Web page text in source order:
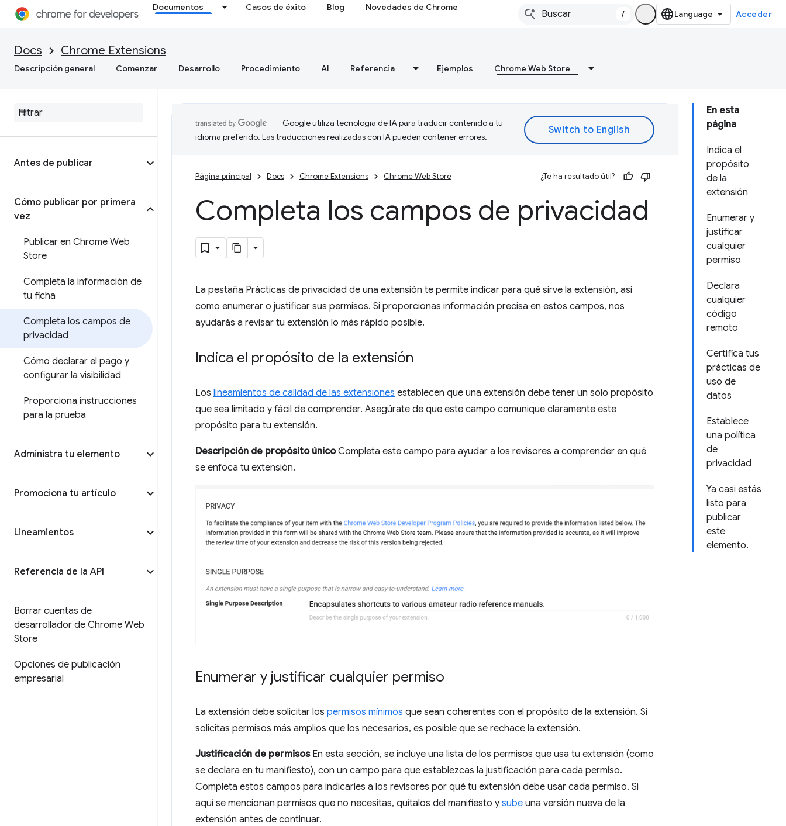
Documentos Casos de éxito Blog Novedades de Chrome
/ Acceder
Docs Chrome Extensions
Descripción general Comenzar Desarrollo Procedimiento AI Referencia Ejemplos Chrome Web Store
Antes de publicar
Cómo publicar por primera
vez
Publicar en Chrome Web
Store
Completa la información de
tu ficha
Completa los campos de
privacidad
Cómo declarar el pago y
configurar la visibilidad
Proporciona instrucciones
para la prueba
Administra tu elemento
Promociona tu artículo
Lineamientos
Referencia de la API
Borrar cuentas de
desarrollador de Chrome Web
Store
Opciones de publicación
empresarial
En esta
página
Indica el
propósito
de la
extensión
Enumerar y
justificar
cualquier
permiso
Declara
cualquier
código
remoto
Certifica tus
prácticas de
uso de
datos
Establece
una política
de
privacidad
Ya casi estás
listo para
publicar
este
elemento.
Google utiliza tecnología de IA para traducir contenido a tu
idioma preferido. Las traducciones realizadas con IA pueden contener errores.
Página principal Docs Chrome Extensions Chrome Web Store ¿Te ha resultado útil?
Completa los campos de privacidad
La pestaña Prácticas de privacidad de una extensión te permite indicar para qué sirve la extensión, así
como enumerar o justificar sus permisos. Si proporcionas información precisa en estos campos, nos
ayudarás a revisar tu extensión lo más rápido posible.
Indica el propósito de la extensión
Los lineamientos de calidad de las extensiones establecen que una extensión debe tener un solo propósito
que sea limitado y fácil de comprender. Asegúrate de que este campo comunique claramente este
propósito para tu extensión.
Descripción de propósito únicoCompleta este campo para ayudar a los revisores a comprender en qué
se enfoca tu extensión.
Enumerar y justificar cualquier permiso
La extensión debe solicitar los permisos mínimos que sean coherentes con el propósito de la extensión. Si
solicitas permisos más amplios que los necesarios, es posible que se rechace la extensión.
Justificación de permisosEn esta sección, se incluye una lista de los permisos que usa tu extensión (como
se declara en tu manifiesto), con un campo para que establezcas la justificación para cada permiso.
Completa estos campos para indicarles a los revisores por qué tu extensión debe usar cada permiso. Si
aquí se mencionan permisos que no necesitas, quítalos del manifiesto y sube una versión nueva de la
extensión antes de continuar.